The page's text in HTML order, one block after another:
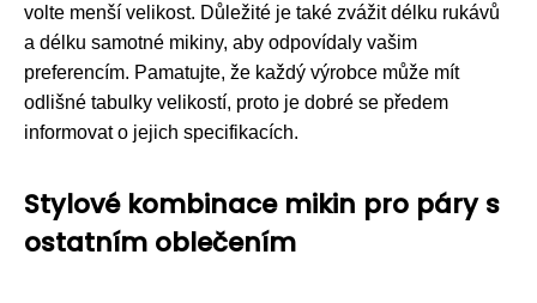
volte menší velikost. Důležité je také zvážit délku rukávů
a délku samotné mikiny, aby odpovídaly vašim
preferencím. Pamatujte, že každý výrobce může mít
odlišné tabulky velikostí, proto je dobré se předem
informovat o jejich specifikacích.
Stylové kombinace mikin pro páry s
ostatním oblečením